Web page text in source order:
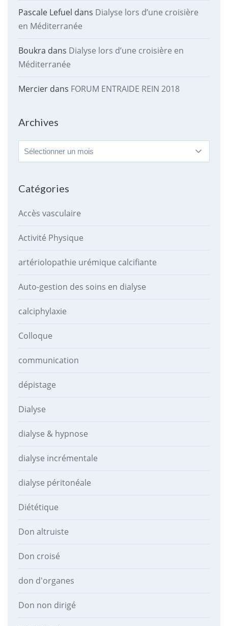
Pascale Lefuel dans Dialyse lors d’une croisière
en Méditerranée
Boukra dans Dialyse lors d’une croisière en
Méditerranée
Mercierdans FORUM ENTRAIDE REIN 2018
Archives
Archives
Catégories
Accès vasculaire
Activité Physique
artériolopathie urémique calcifiante
Auto-gestion des soins en dialyse
calciphylaxie
Colloque
communication
dépistage
Dialyse
dialyse & hypnose
dialyse incrémentale
dialyse péritonéale
Diététique
Don altruiste
Don croisé
don d'organes
Don non dirigé